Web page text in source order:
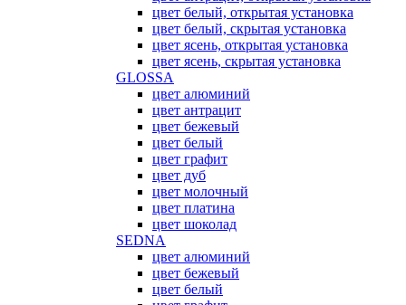
цвет белый, открытая установка
цвет белый, скрытая установка
цвет ясень, открытая установка
цвет ясень, скрытая установка
GLOSSA
цвет алюминий
цвет антрацит
цвет бежевый
цвет белый
цвет графит
цвет дуб
цвет молочный
цвет платина
цвет шоколад
SEDNA
цвет алюминий
цвет бежевый
цвет белый